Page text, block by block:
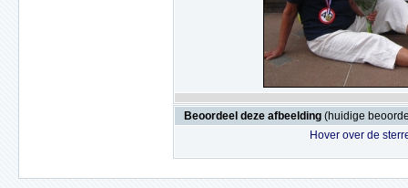
Beoordeel deze afbeelding (huidige
Hover over de